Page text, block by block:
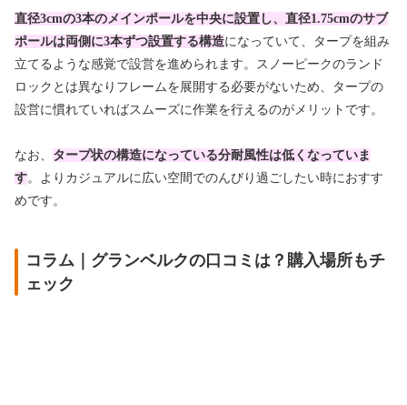
直径3cmの3本のメインポールを中央に設置し、直径1.75cmのサブ
ポールは両側に3本ずつ設置する構造になっていて、タープを組み
立てるような感覚で設営を進められます。スノーピークのランド
ロックとは異なりフレームを展開する必要がないため、タープの
設営に慣れていればスムーズに作業を行えるのがメリットです。
なお、 タープ状の構造になっている分耐風性は低くなっていま
す。よりカジュアルに広い空間でのんびり過ごしたい時におすす
めです。
コラム｜グランベルクの口コミは？購入場所もチ
ェック